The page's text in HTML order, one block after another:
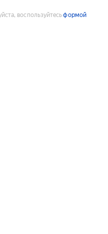
воспользуйтесьформой